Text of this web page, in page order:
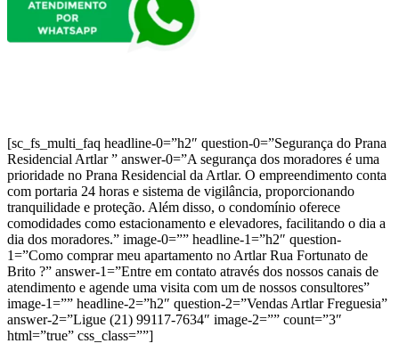
[sc_fs_multi_faq headline-0=”h2″ question-0=”Segurança do Prana
Residencial Artlar ” answer-0=”A segurança dos moradores é uma
prioridade no Prana Residencial da Artlar. O empreendimento conta
com portaria 24 horas e sistema de vigilância, proporcionando
tranquilidade e proteção. Além disso, o condomínio oferece
comodidades como estacionamento e elevadores, facilitando o dia a
dia dos moradores.” image-0=”” headline-1=”h2″ question-
1=”Como comprar meu apartamento no Artlar Rua Fortunato de
Brito ?” answer-1=”Entre em contato através dos nossos canais de
atendimento e agende uma visita com um de nossos consultores”
image-1=”” headline-2=”h2″ question-2=”Vendas Artlar Freguesia”
answer-2=”Ligue (21) 99117-7634″ image-2=”” count=”3″
html=”true” css_class=””]